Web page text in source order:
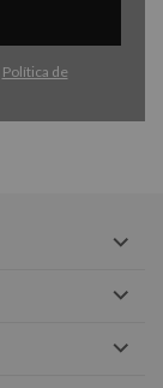
Política de